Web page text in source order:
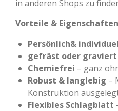
in anderen Shops zu
Vorteile & Eigenschaften
Persönlich&
gefräst oder graviert
Chemiefrei – ganz
Robust & langlebig –
Konstruktion
Flexibles Schlagblatt